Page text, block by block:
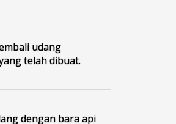
udang
telah dibuat.
dengan bara api